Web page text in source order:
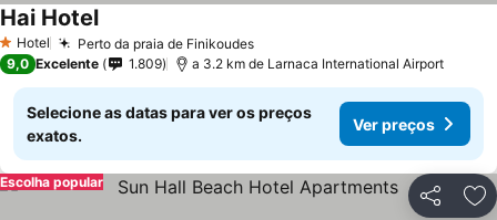
1 Estrelas
Hotel Perto da praia de FinikoudesVer preços
Hai HotelVer preços
9,0 Excelente 1.809 a 3.2 km de Larnaca International Airport
Selecione as datas para ver os preços
exatos.
Ver preços
Partilhar
Escolha popular